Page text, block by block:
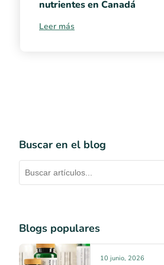
nutrientes en Canadá
Leer más
Buscar en el blog
Blogs populares
10 junio, 2026